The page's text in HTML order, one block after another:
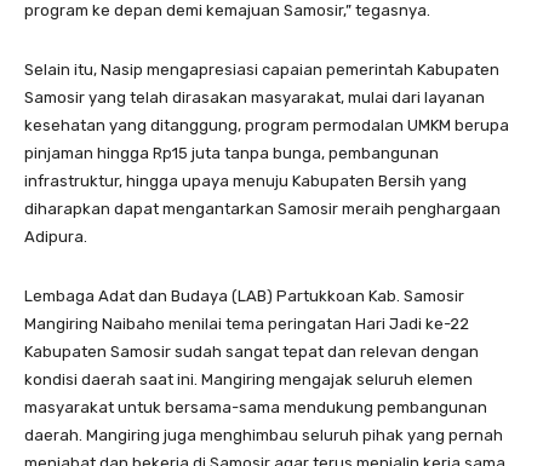
program ke depan demi kemajuan Samosir,” tegasnya.
Selain itu, Nasip mengapresiasi capaian pemerintah Kabupaten
Samosir yang telah dirasakan masyarakat, mulai dari layanan
kesehatan yang ditanggung, program permodalan UMKM berupa
pinjaman hingga Rp15 juta tanpa bunga, pembangunan
infrastruktur, hingga upaya menuju Kabupaten Bersih yang
diharapkan dapat mengantarkan Samosir meraih penghargaan
Adipura.
Lembaga Adat dan Budaya (LAB) Partukkoan Kab. Samosir
Mangiring Naibaho menilai tema peringatan Hari Jadi ke-22
Kabupaten Samosir sudah sangat tepat dan relevan dengan
kondisi daerah saat ini. Mangiring mengajak seluruh elemen
masyarakat untuk bersama-sama mendukung pembangunan
daerah. Mangiring juga menghimbau seluruh pihak yang pernah